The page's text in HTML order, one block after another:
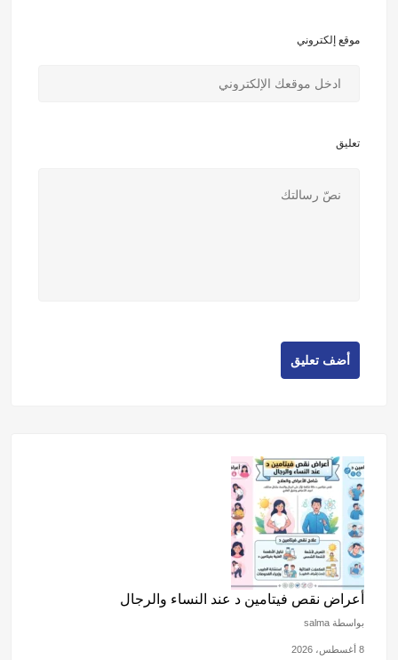
موقع إلكتروني
تعليق
أضف تعليق
أعراض نقص فيتامين د عند النساء والرجال
بواسطة salma
8 أغسطس، 2026